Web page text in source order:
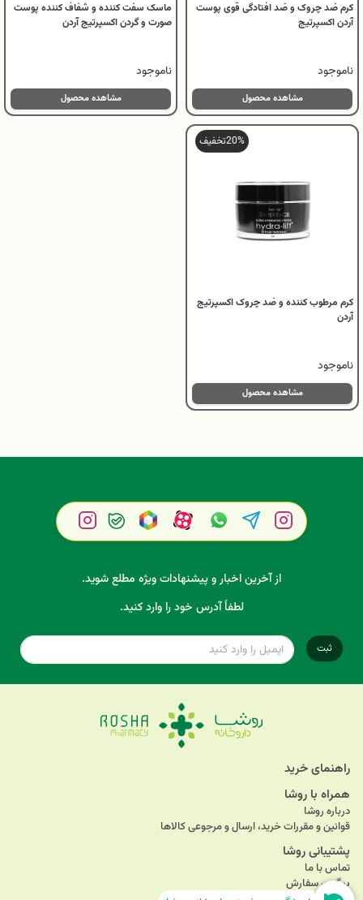
کرم ضد چروک و ضد افتادگی قوی پوست
آردن اکسپرتیج
ناموجود
مشاهده محصول
ماسک سفت کننده و شفاف کننده پوست
صورت و گردن اکسپرتیج آردن
ناموجود
مشاهده محصول
20%تخفیف
کرم مرطوب کننده و ضد چروک اکسپرتیج
آردن
ناموجود
مشاهده محصول
از آخرین اخبار و پیشنهادات ویژه مطلع شوید.
لطفاً آدرس خود را وارد کنید.
ثبت
راهنمای خرید
همراه با روشا
درباره روشا
قوانین و مقررات خرید، ارسال و مرجوعی کالاها
پشتیبانی روشا
تماس با ما
پیگیری سفارش